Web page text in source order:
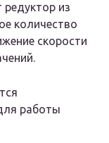
из
количество
скорости
работы